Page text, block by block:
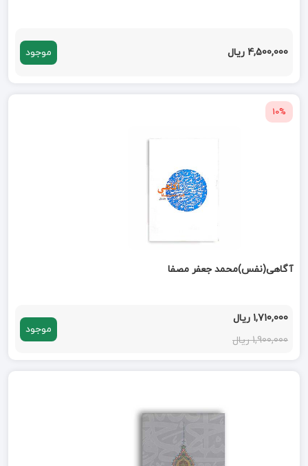
4,500,000 ریال موجود
10%
آگاهی(نفس)محمد جعفر مصفا
1,710,000 ریال
1,900,000 ریال
موجود